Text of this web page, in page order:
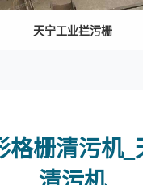
天宁工业拦污栅
格栅清污机_